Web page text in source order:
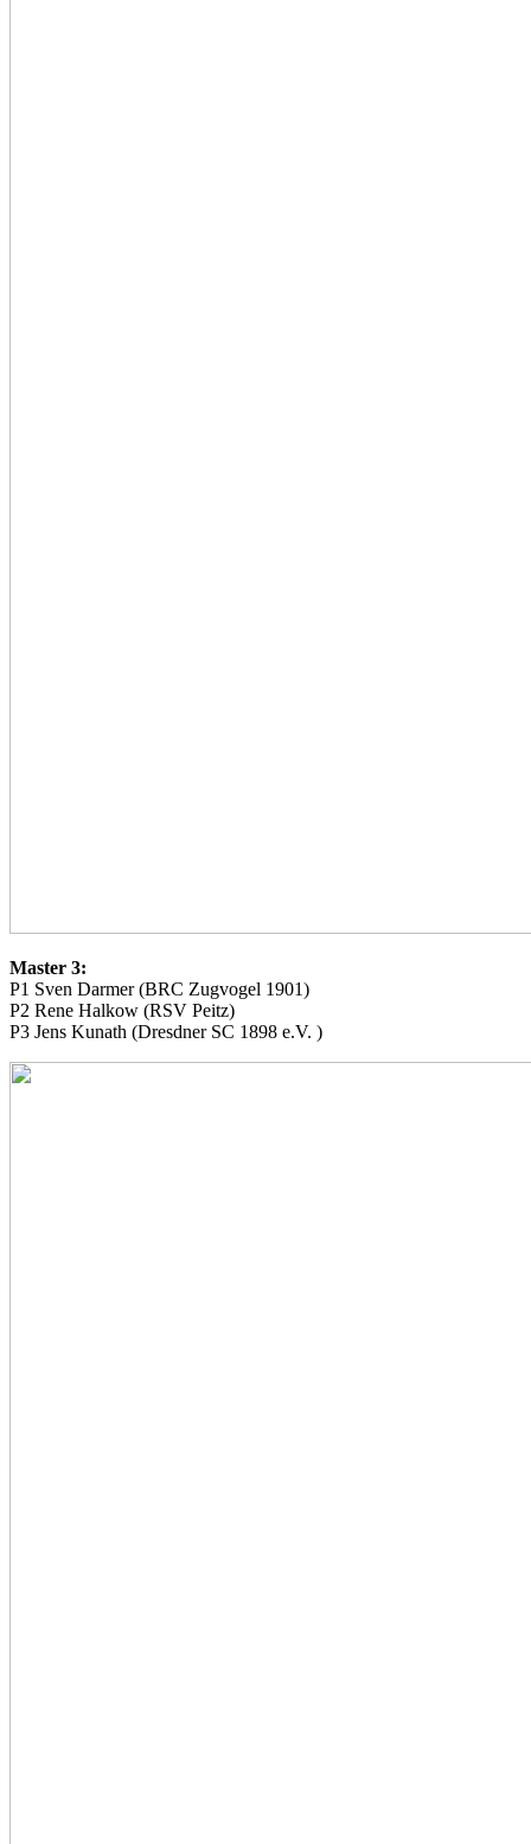
Master 3:
P1 Sven Darmer (BRC Zugvogel 1901)
P2 Rene Halkow (RSV Peitz)
P3 Jens Kunath (Dresdner SC 1898 e.V. )